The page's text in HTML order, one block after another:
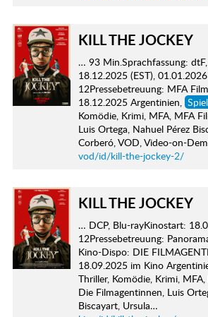
KILL THE JOCKEY
… 93 Min.Sprachfassung:
18.12.2025 (EST),
12Pressebetreuung: MFA
18.12.2025 Argentinien,
Komödie, Krimi, MFA, MFA
Luis Ortega, Nahuel Pérez
Corberó, VOD, Video-on-
vod/id/kill-the-jockey-2/
KILL THE JOCKEY
… DCP, Blu-rayKinostart:
12Pressebetreuung:
Kino-Dispo: DIE
18.09.2025 im Kino
Thriller, Komödie, Krimi,
Die Filmagentinnen, Luis
Biscayart, Ursula…